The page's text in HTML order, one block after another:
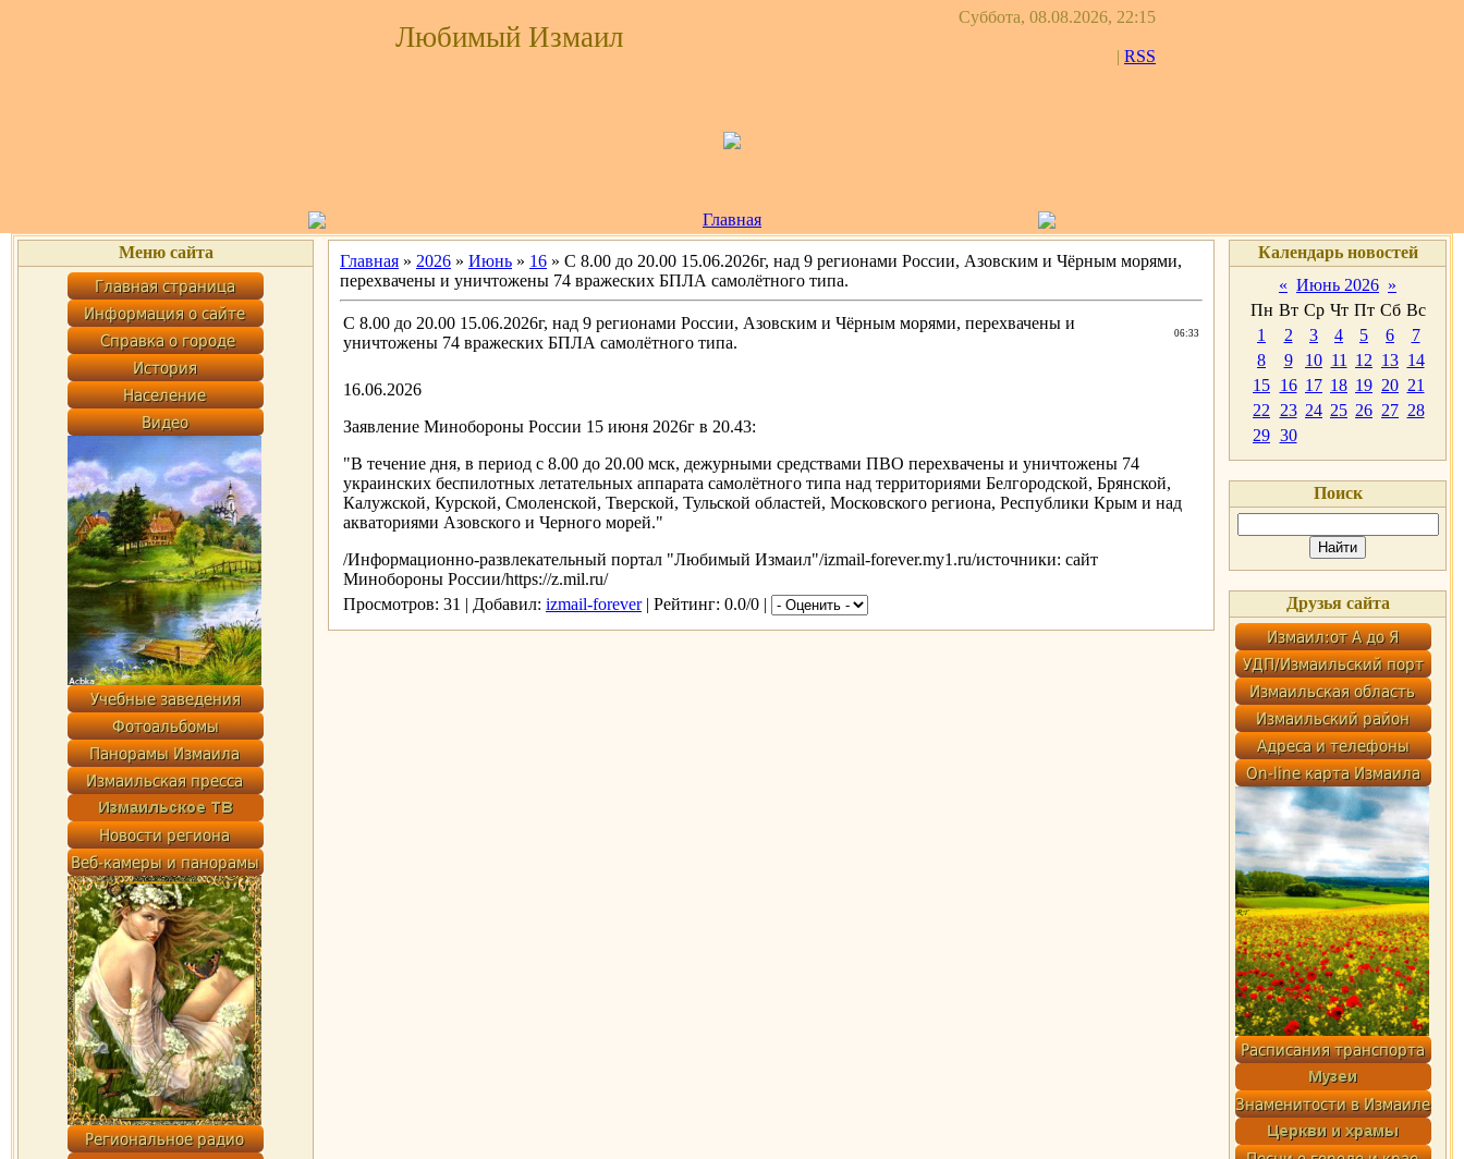
Любимый Измаил
Суббота, 08.08.2026, 22:15
| RSS
Главная
Меню сайта
Главная » 2026 » Июнь » 16 » С 8.00 до 20.00 15.06.2026г, над 9 регионами России, Азовским и Чёрным морями,
перехвачены и уничтожены 74 вражеских БПЛА самолётного типа.
С 8.00 до 20.00 15.06.2026г, над 9 регионами России, Азовским и Чёрным морями, перехвачены и
уничтожены 74 вражеских БПЛА самолётного типа.
06:33
16.06.2026
Заявление Минобороны России 15 июня 2026г в 20.43:
"В течение дня, в период с 8.00 до 20.00 мск, дежурными средствами ПВО перехвачены и уничтожены 74
украинских беспилотных летательных аппарата самолётного типа над территориями Белгородской, Брянской,
Калужской, Курской, Смоленской, Тверской, Тульской областей, Московского региона, Республики Крым и над
акваториями Азовского и Черного морей."
/Информационно-развлекательный портал "Любимый Измаил"/izmail-forever.my1.ru/источники: сайт
Минобороны России/https://z.mil.ru/
Просмотров: 31 | Добавил: izmail-forever| Рейтинг: 0.0/0 |
Календарь новостей
« Июнь 2026 »
Пн Вт Ср Чт Пт Сб Вс
1
2 3 4 5 6
7
8
9 10 11 12 13 14
15 16 17 18 19 20 21
22
23 24 25 26 27 28
29 30
Поиск
Друзья сайта